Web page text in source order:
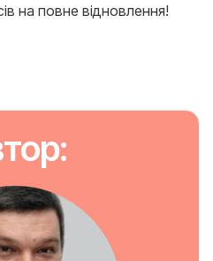
на повне відновлення!